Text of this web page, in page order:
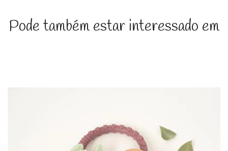
Pode também estar interessado em